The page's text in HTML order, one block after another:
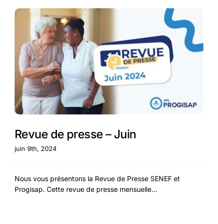
Revue de presse – Juin
juin 9th, 2024
Nous vous présentons la Revue de Presse SENEF et
Progisap. Cette revue de presse mensuelle...